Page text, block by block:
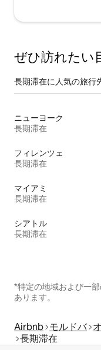
ぜひ訪⁠れ⁠た⁠い
長期滞在に人気の旅行
ニューヨーク
長期滞在
フィレンツェ
長期滞在
マイアミ
長期滞在
シアトル
長期滞在
*特定の地域および一
あります。
Airbnb モルドバ
長期滞在